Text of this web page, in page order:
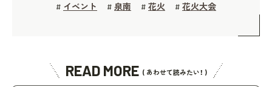
# イベント # 泉南 # 花火 # 花火大会
READ MORE ( あわせて読みたい！ )